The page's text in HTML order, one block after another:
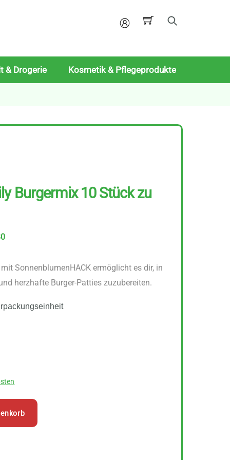
Mein
& Drogerie Kosmetik & Pflegeprodukte
Burgermix 10 Stück zu
SonnenblumenHACK ermöglicht es dir, in
herzhafte Burger-Patties zuzubereiten.